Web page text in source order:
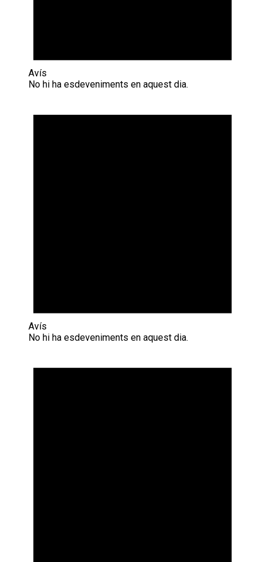
Avís
No hi ha esdeveniments en aquest dia.
Avís
No hi ha esdeveniments en aquest dia.